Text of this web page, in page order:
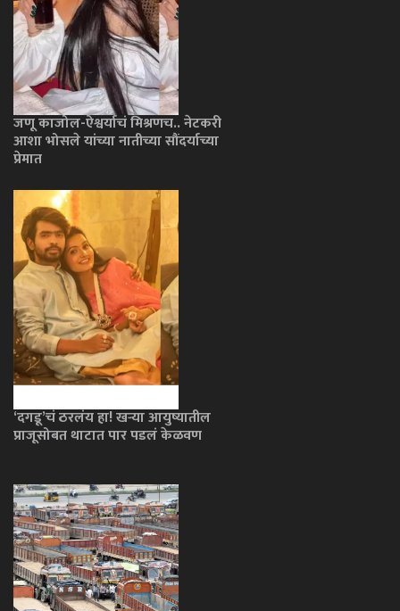
जणू काजोल-ऐश्वर्याचं मिश्रणच.. नेटकरी
आशा भोसले यांच्या नातीच्या सौंदर्याच्या
प्रेमात
‘दगडू’चं ठरलंय हा! खऱ्या आयुष्यातील
प्राजूसोबत थाटात पार पडलं केळवण